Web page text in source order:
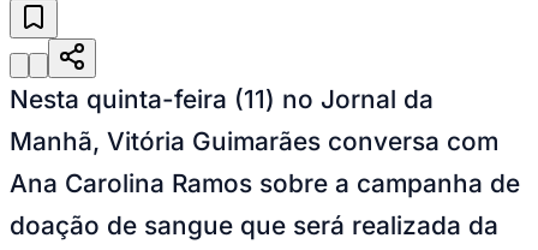
Nesta quinta-feira (11) no Jornal da
Manhã, Vitória Guimarães conversa com
Ana Carolina Ramos sobre a campanha de
doação de sangue que será realizada da